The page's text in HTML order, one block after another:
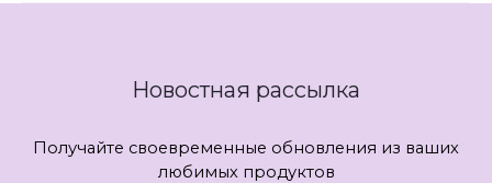
Новостная рассылка
Получайте своевременные обновления из ваших
любимых продуктов